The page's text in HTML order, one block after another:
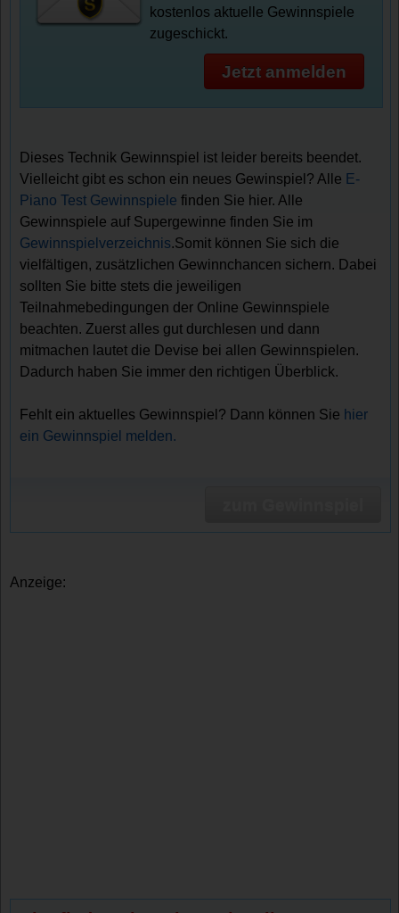
kostenlos aktuelle Gewinnspiele
zugeschickt.
Jetzt anmelden
Dieses Technik Gewinnspiel ist leider bereits beendet.
Vielleicht gibt es schon ein neues Gewinspiel? Alle E-
Piano Test Gewinnspiele finden Sie hier. Alle
Gewinnspiele auf Supergewinne finden Sie im
Gewinnspielverzeichnis.Somit können Sie sich die
vielfältigen, zusätzlichen Gewinnchancen sichern. Dabei
sollten Sie bitte stets die jeweiligen
Teilnahmebedingungen der Online Gewinnspiele
beachten. Zuerst alles gut durchlesen und dann
mitmachen lautet die Devise bei allen Gewinnspielen.
Dadurch haben Sie immer den richtigen Überblick.
Fehlt ein aktuelles Gewinnspiel? Dann können Sie hier
ein Gewinnspiel melden.
Anzeige: